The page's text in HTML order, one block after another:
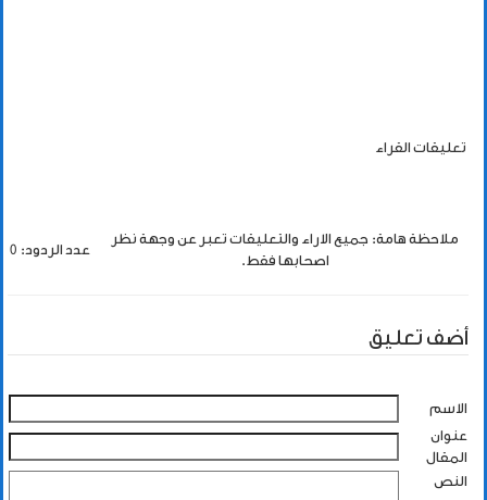
تعليقات القراء
ملاحظة هامة: جميع الاراء والتعليقات تعبر عن وجهة نظر
اصحابها فقط.
عدد الردود: 0
أضف تعليق
الاسم
عنوان
المقال
النص